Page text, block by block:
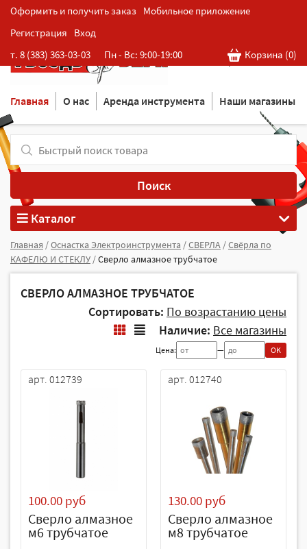
Оформить и получить заказ Мобильное приложение
Регистрация
Вход
т. 8 (383) 363-03-03
Пн - Вс: 9:00-19:00 Корзина (0)
Розничная cеть магазинов
в Новосибирске
Главная О нас Аренда инструмента Наши магазины
Поиск
Каталог
Главная /Оснастка Электроинструмента /СВЕРЛА /Свёрла по
КАФЕЛЮ И СТЕКЛУ /Сверло алмазное трубчатое
СВЕРЛО АЛМАЗНОЕ ТРУБЧАТОЕ
Сортировать: По возрастанию цены
Наличие: Все магазины
Цена: — OK
арт. 012739
100.00 руб
Сверло алмазное
м6 трубчатое
арт. 012740
130.00 руб
Сверло алмазное
м8 трубчатое